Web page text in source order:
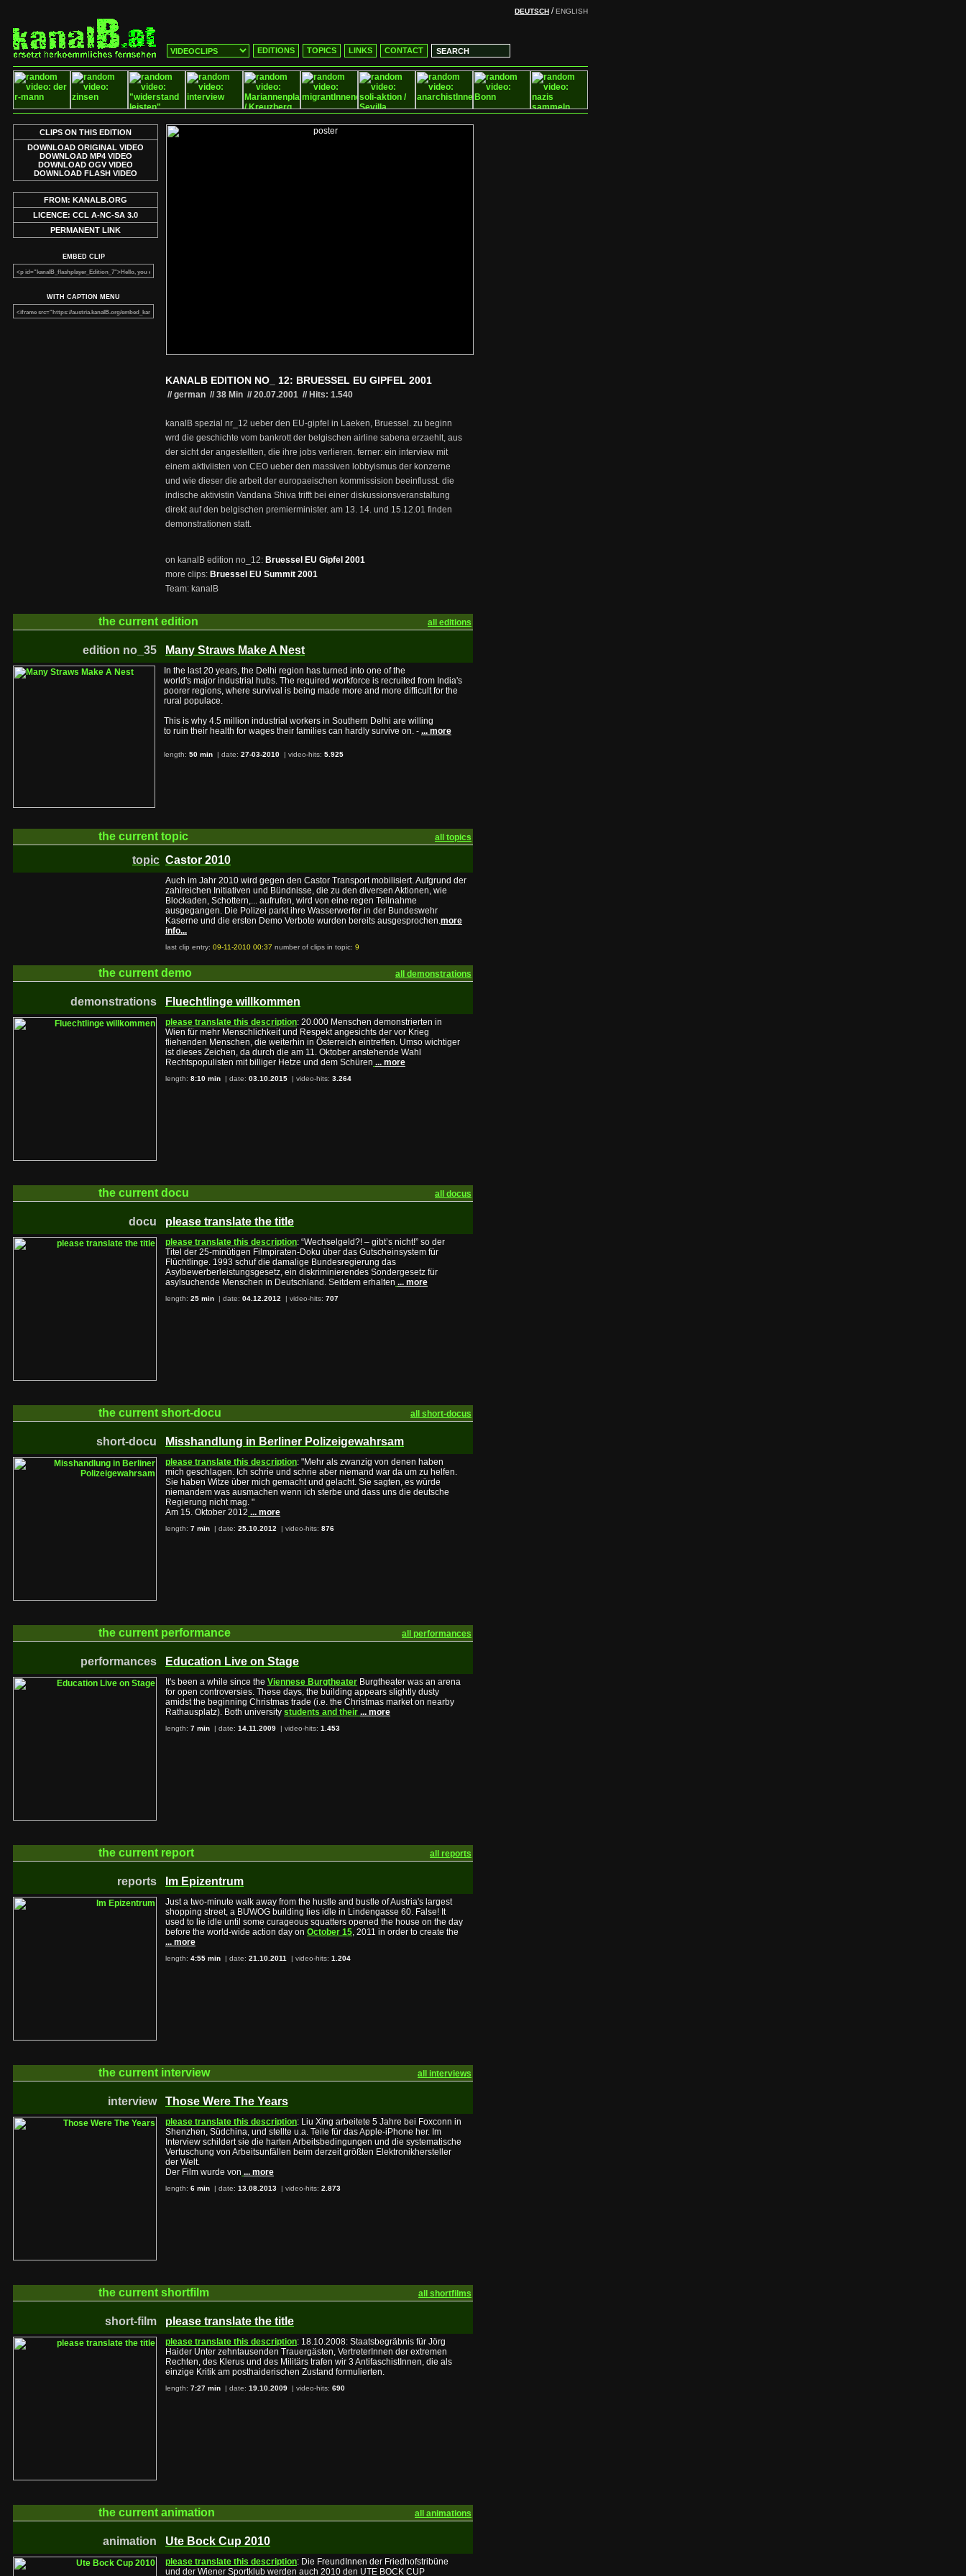
DEUTSCH /ENGLISH
EDITIONS TOPICS LINKS CONTACT
CLIPS ON THIS EDITION
DOWNLOAD ORIGINAL VIDEO
DOWNLOAD MP4 VIDEO
DOWNLOAD OGV VIDEO
DOWNLOAD FLASH VIDEO
FROM: KANALB.ORG
LICENCE: CCL A-NC-SA 3.0
PERMANENT LINK
EMBED CLIP
WITH CAPTION MENU
KANALB EDITION NO_ 12: BRUESSEL EU GIPFEL 2001
// german // 38 Min // 20.07.2001 // Hits: 1.540
kanalB spezial nr_12 ueber den EU-gipfel in Laeken, Bruessel. zu beginn
wrd die geschichte vom bankrott der belgischen airline sabena erzaehlt, aus
der sicht der angestellten, die ihre jobs verlieren. ferner: ein interview mit
einem aktiviisten von CEO ueber den massiven lobbyismus der konzerne
und wie dieser die arbeit der europaeischen kommissision beeinflusst. die
indische aktivistin Vandana Shiva trifft bei einer diskussionsveranstaltung
direkt auf den belgischen premierminister. am 13. 14. und 15.12.01 finden
demonstrationen statt.
on kanalB edition no_12: Bruessel EU Gipfel 2001
more clips: Bruessel EU Summit 2001
Team: kanalB
the current edition all editions
edition no_35 Many Straws Make A Nest
In the last 20 years, the Delhi region has turned into one of the
world's major industrial hubs. The required workforce is recruited from India's
poorer regions, where survival is being made more and more difficult for the
rural populace.
This is why 4.5 million industrial workers in Southern Delhi are willing
to ruin their health for wages their families can hardly survive on. - ... more
length: 50 min | date: 27-03-2010 | video-hits: 5.925
the current topic all topics
topic Castor 2010
Auch im Jahr 2010 wird gegen den Castor Transport mobilisiert. Aufgrund der
zahlreichen Initiativen und Bündnisse, die zu den diversen Aktionen, wie
Blockaden, Schottern,... aufrufen, wird von eine regen Teilnahme
ausgegangen. Die Polizei parkt ihre Wasserwerfer in der Bundeswehr
Kaserne und die ersten Demo Verbote wurden bereits ausgesprochen.more
info...
last clip entry: 09-11-2010 00:37 number of clips in topic: 9
the current demo all demonstrations
demonstrations Fluechtlinge willkommen
please translate this description: 20.000 Menschen demonstrierten in
Wien für mehr Menschlichkeit und Respekt angesichts der vor Krieg
fliehenden Menschen, die weiterhin in Österreich eintreffen. Umso wichtiger
ist dieses Zeichen, da durch die am 11. Oktober anstehende Wahl
Rechtspopulisten mit billiger Hetze und dem Schüren ... more
length: 8:10 min | date: 03.10.2015 | video-hits: 3.264
the current docu all docus
docu please translate the title
please translate this description: “Wechselgeld?! – gibt’s nicht!” so der
Titel der 25-minütigen Filmpiraten-Doku über das Gutscheinsystem für
Flüchtlinge. 1993 schuf die damalige Bundesregierung das
Asylbewerberleistungsgesetz, ein diskriminierendes Sondergesetz für
asylsuchende Menschen in Deutschland. Seitdem erhalten ... more
length: 25 min | date: 04.12.2012 | video-hits: 707
the current short-docu all short-docus
short-docu Misshandlung in Berliner Polizeigewahrsam
please translate this description: "Mehr als zwanzig von denen haben
mich geschlagen. Ich schrie und schrie aber niemand war da um zu helfen.
Sie haben Witze über mich gemacht und gelacht. Sie sagten, es würde
niemandem was ausmachen wenn ich sterbe und dass uns die deutsche
Regierung nicht mag. "
Am 15. Oktober 2012 ... more
length: 7 min | date: 25.10.2012 | video-hits: 876
the current performance all performances
performances Education Live on Stage
It's been a while since the Viennese Burgtheater Burgtheater was an arena
for open controversies. These days, the building appears slightly dusty
amidst the beginning Christmas trade (i.e. the Christmas market on nearby
Rathausplatz). Both university students and their ... more
length: 7 min | date: 14.11.2009 | video-hits: 1.453
the current report all reports
reports Im Epizentrum
Just a two-minute walk away from the hustle and bustle of Austria's largest
shopping street, a BUWOG building lies idle in Lindengasse 60. False! It
used to lie idle until some curageous squatters opened the house on the day
before the world-wide action day on October 15, 2011 in order to create the
... more
length: 4:55 min | date: 21.10.2011 | video-hits: 1.204
the current interview all interviews
interview Those Were The Years
please translate this description: Liu Xing arbeitete 5 Jahre bei Foxconn in
Shenzhen, Südchina, und stellte u.a. Teile für das Apple-iPhone her. Im
Interview schildert sie die harten Arbeitsbedingungen und die systematische
Vertuschung von Arbeitsunfällen beim derzeit größten Elektronikhersteller
der Welt.
Der Film wurde von ... more
length: 6 min | date: 13.08.2013 | video-hits: 2.873
the current shortfilm all shortfilms
short-film please translate the title
please translate this description: 18.10.2008: Staatsbegräbnis für Jörg
Haider Unter zehntausenden Trauergästen, VertreterInnen der extremen
Rechten, des Klerus und des Militärs trafen wir 3 AntifaschistInnen, die als
einzige Kritik am posthaiderischen Zustand formulierten.
length: 7:27 min | date: 19.10.2009 | video-hits: 690
the current animation all animations
animation Ute Bock Cup 2010
please translate this description: Die FreundInnen der Friedhofstribüne
und der Wiener Sportklub werden auch 2010 den UTE BOCK CUP